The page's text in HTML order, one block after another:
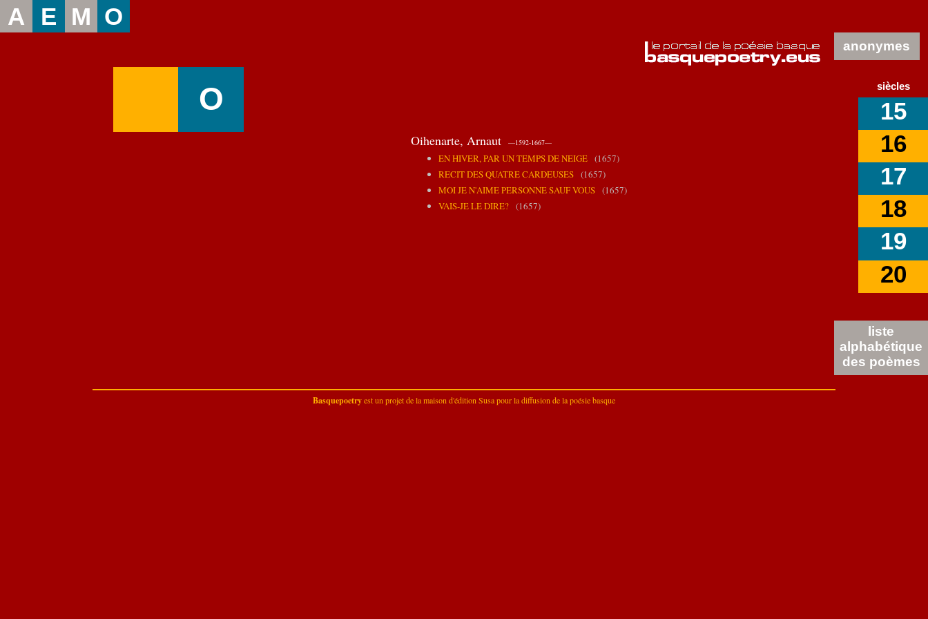
A E M O
O
Oihenarte, Arnaut —1592-1667—
EN HIVER, PAR UN TEMPS DE NEIGE(1657)
RECIT DES QUATRE CARDEUSES(1657)
MOI JE N'AIME PERSONNE SAUF VOUS(1657)
VAIS-JE LE DIRE?(1657)
anonymes
siècles
15
16
17
18
19
20
liste
alphabétique
des poèmes
Basquepoetryest un projet de lamaison d'édition Susapour la diffusion de la poésie basque